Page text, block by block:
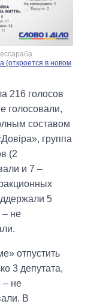
(откроется в новом
216 голосов
голосовали,
составом
группа
(2
и 7 –
5
– не
отпустить
3 депутата,
– не
В